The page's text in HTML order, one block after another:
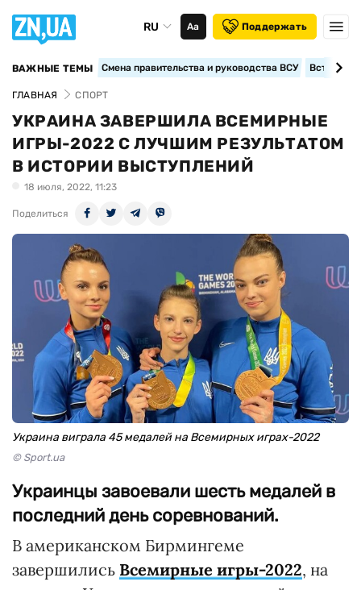
RU Аа Поддержать
ВАЖНЫЕ ТЕМЫ Смена правительства и руководства ВСУ
ГЛАВНАЯ СПОРТ
УКРАИНА ЗАВЕРШИЛА ВСЕМИРНЫЕ
ИГРЫ-2022 С ЛУЧШИМ РЕЗУЛЬТАТОМ
В ИСТОРИИ ВЫСТУПЛЕНИЙ
18 июля, 2022, 11:23
Поделиться
Украина виграла 45 медалей на Всемирных играх-2022
© Sport.ua
Украинцы завоевали шесть медалей в
последний день соревнований.
В американском Бирмингеме
завершились Всемирные игры-2022, на